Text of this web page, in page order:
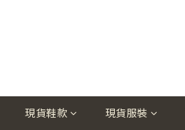
現貨鞋款 現貨服裝